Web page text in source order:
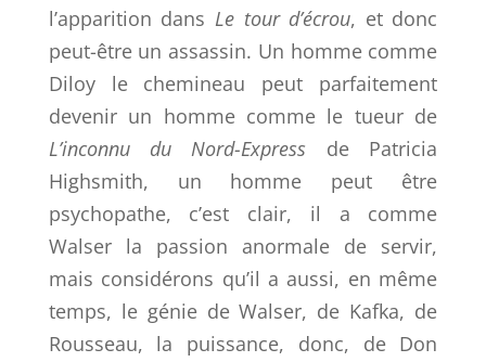
l’apparition dans Le tour d’écrou, et donc
peut-être un assassin. Un homme comme
Diloy le chemineau peut parfaitement
devenir un homme comme le tueur de
L’inconnu du Nord-Express de Patricia
Highsmith, un homme peut être
psychopathe, c’est clair, il a comme
Walser la passion anormale de servir,
mais considérons qu’il a aussi, en même
temps, le génie de Walser, de Kafka, de
Rousseau, la puissance, donc, de Don